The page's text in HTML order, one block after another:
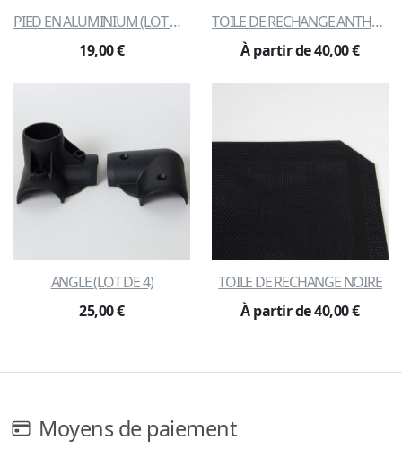
PIED EN ALUMINIUM (LOT DE 4)
19,00 €
TOILE DE RECHANGE ANTHRACITE
À partir de 40,00 €
ANGLE (LOT DE 4)
25,00 €
TOILE DE RECHANGE NOIRE
À partir de 40,00 €
Moyens de paiement